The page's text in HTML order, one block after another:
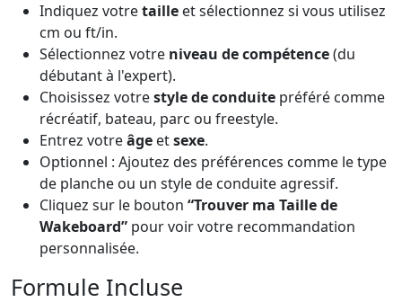
Indiquez votretaille et sélectionnez si vous utilisez
cm ou ft/in.
Sélectionnez votre niveau de compétence(du
débutant à l'expert).
Choisissez votrestyle de conduite préféré comme
récréatif, bateau, parc ou freestyle.
Entrez votreâge etsexe.
Optionnel : Ajoutez des préférences comme le type
de planche ou un style de conduite agressif.
Cliquez sur le bouton “Trouver ma Taille de
Wakeboard” pour voir votre recommandation
personnalisée.
Formule Incluse